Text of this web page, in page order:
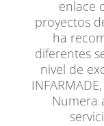
enlace
proyectos
ha
diferentes
nivel de
Numera